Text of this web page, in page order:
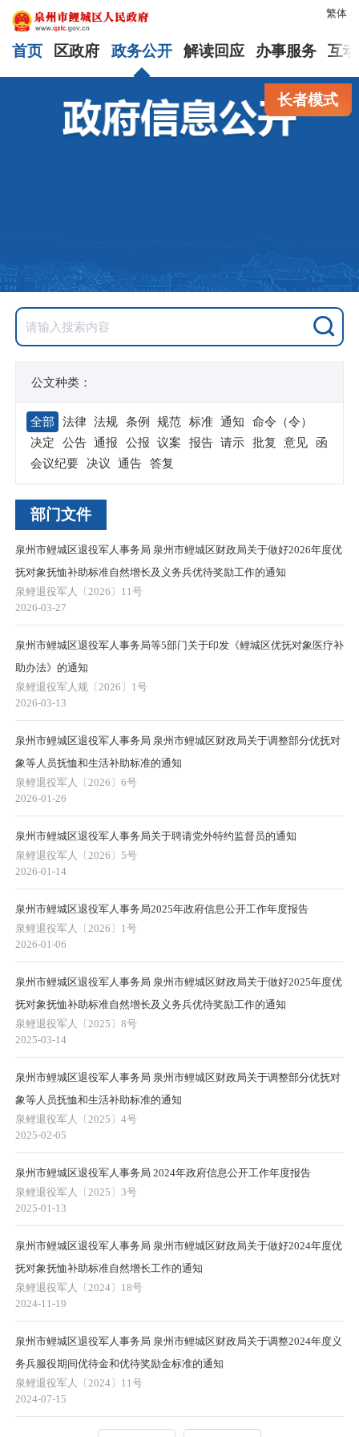
繁体
首页 区政府 政务公开 解读回应 办事服务 互
长者模式
公文种类：
全部 法律 法规 条例 规范 标准 通知
命令（令）
决定
公告 通报 公报 议案 报告 请示 批复 意见
函
会议纪要
决议 通告 答复
部门文件
泉州市鲤城区退役军人事务局 泉州市鲤城区财政局关于做好2026年度优
抚对象抚恤补助标准自然增长及义务兵优待奖励工作的通知
泉鲤退役军人〔2026〕11号
2026-03-27
泉州市鲤城区退役军人事务局等5部门关于印发《鲤城区优抚对象医疗补
助办法》的通知
泉鲤退役军人规〔2026〕1号
2026-03-13
泉州市鲤城区退役军人事务局 泉州市鲤城区财政局关于调整部分优抚对
象等人员抚恤和生活补助标准的通知
泉鲤退役军人〔2026〕6号
2026-01-26
泉州市鲤城区退役军人事务局关于聘请党外特约监督员的通知
泉鲤退役军人〔2026〕5号
2026-01-14
泉州市鲤城区退役军人事务局2025年政府信息公开工作年度报告
泉鲤退役军人〔2026〕1号
2026-01-06
泉州市鲤城区退役军人事务局 泉州市鲤城区财政局关于做好2025年度优
抚对象抚恤补助标准自然增长及义务兵优待奖励工作的通知
泉鲤退役军人〔2025〕8号
2025-03-14
泉州市鲤城区退役军人事务局 泉州市鲤城区财政局关于调整部分优抚对
象等人员抚恤和生活补助标准的通知
泉鲤退役军人〔2025〕4号
2025-02-05
泉州市鲤城区退役军人事务局 2024年政府信息公开工作年度报告
泉鲤退役军人〔2025〕3号
2025-01-13
泉州市鲤城区退役军人事务局 泉州市鲤城区财政局关于做好2024年度优
抚对象抚恤补助标准自然增长工作的通知
泉鲤退役军人〔2024〕18号
2024-11-19
泉州市鲤城区退役军人事务局 泉州市鲤城区财政局关于调整2024年度义
务兵服役期间优待金和优待奖励金标准的通知
泉鲤退役军人〔2024〕11号
2024-07-15